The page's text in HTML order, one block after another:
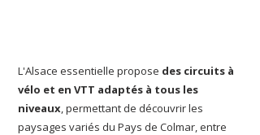
L'Alsace essentielle propose des circuits à
vélo et en VTT adaptés à tous les
niveaux, permettant de découvrir les
paysages variés du Pays de Colmar, entre